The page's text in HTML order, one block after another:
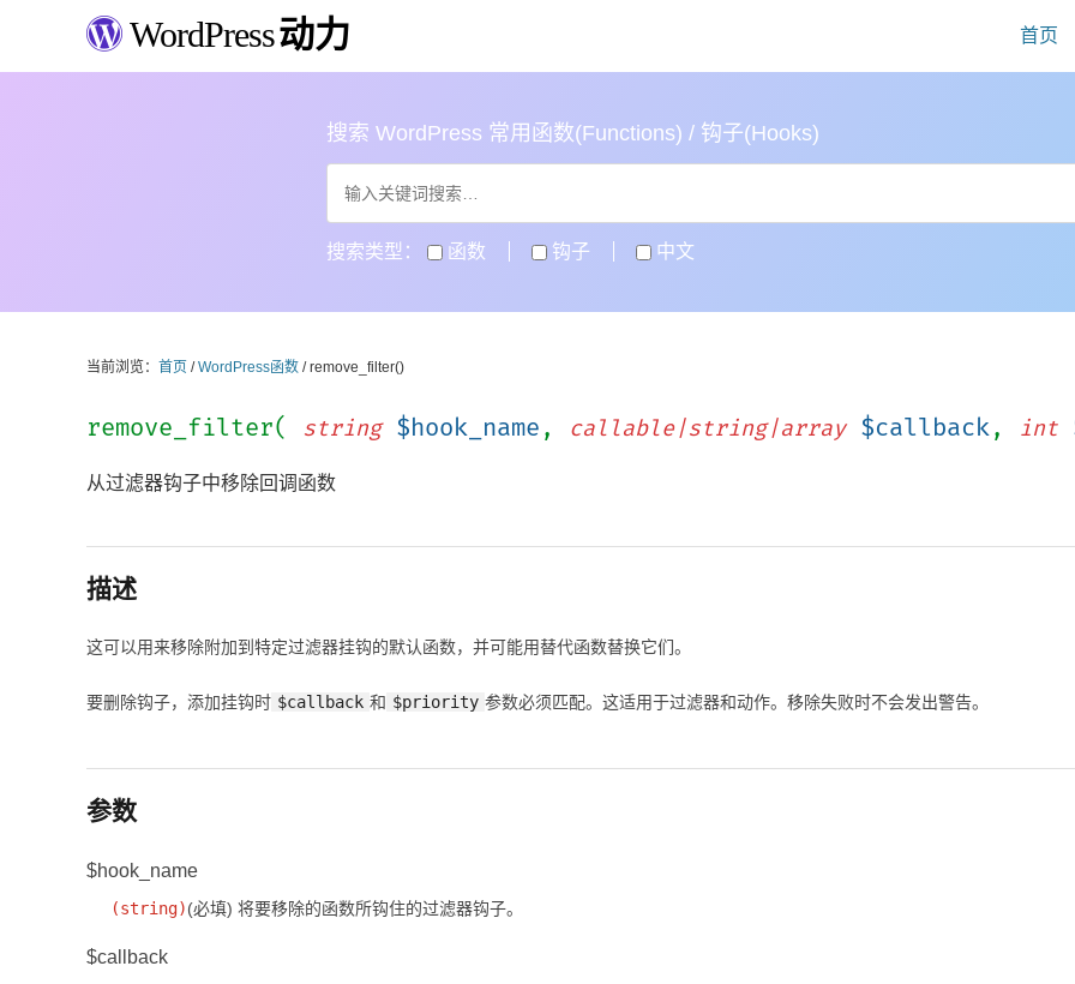
WordPress动力 首页
搜索 WordPress 常用函数(Functions) / 钩子(Hooks)
搜索类型： 函数 钩子 中文
当前浏览： 首页 /WordPress函数 / remove_filter()
remove_filter( string $hook_name , callable|string|array $callback, int
从过滤器钩子中移除回调函数
描述
这可以用来移除附加到特定过滤器挂钩的默认函数，并可能用替代函数替换它们。
要删除钩子，添加挂钩时 $callback 和 $priority 参数必须匹配。这适用于过滤器和动作。移除失败时不会发出警告。
参数
$hook_name
(string)(必填) 将要移除的函数所钩住的过滤器钩子。
$callback